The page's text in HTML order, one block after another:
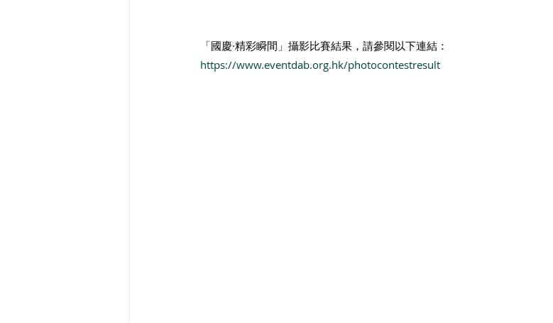
「國慶·精彩瞬間」攝影比賽結果，請參閱以下連結：
https://www.eventdab.org.hk/photocontestresult